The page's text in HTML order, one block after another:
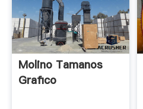
Molino Tamanos
Grafico